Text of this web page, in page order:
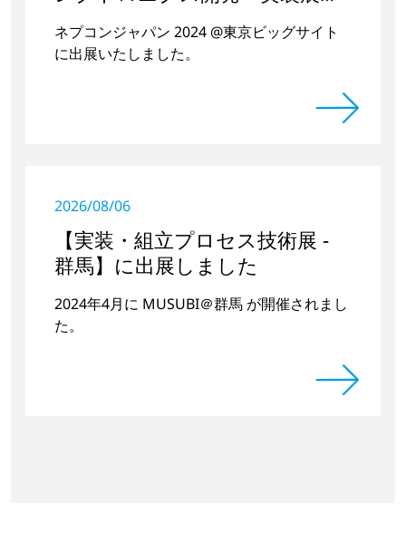
出展しました
ネプコンジャパン 2024 @東京ビッグサイト
に出展いたしました。
2026/08/06
【実装・組立プロセス技術展 -
群馬】に出展しました
2024年4月に MUSUBI＠群馬 が開催されまし
た。